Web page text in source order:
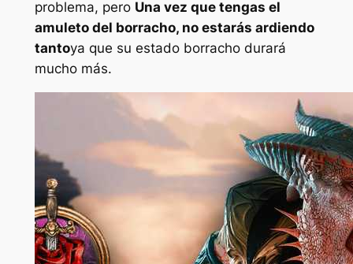
problema, pero Una vez que tengas el
amuleto del borracho, no estarás ardiendo
tantoya que su estado borracho durará
mucho más.